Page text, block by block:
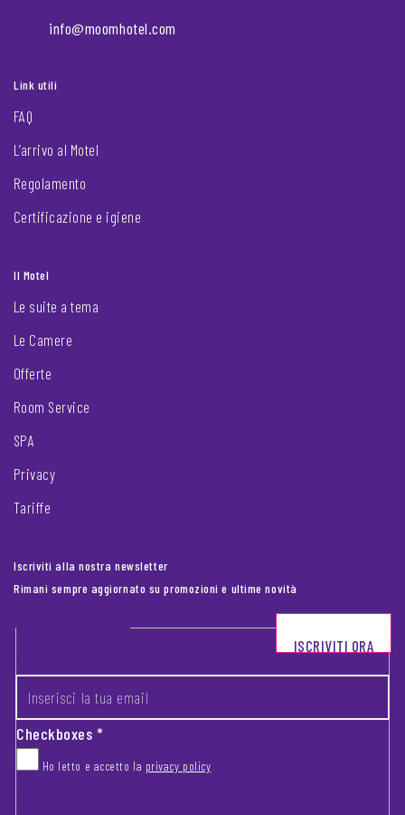
info@moomhotel.com
Link utili
FAQ
L’arrivo al Motel
Regolamento
Certificazione e igiene
Il Motel
Le suite a tema
Le Camere
Offerte
Room Service
SPA
Privacy
Tariffe
Iscriviti alla nostra newsletter
Rimani sempre aggiornato su promozioni e ultime novità
Footer newsletter
Checkboxes*
Ho letto e accetto la privacy policy
ISCRIVITI ORA